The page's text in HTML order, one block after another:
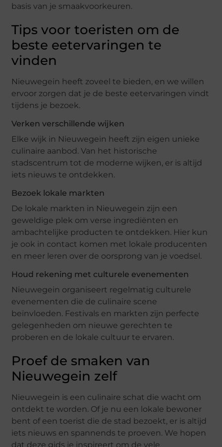
basis van je smaakvoorkeuren.
Tips voor toeristen om de
beste eetervaringen te
vinden
Nieuwegein heeft zoveel te bieden, en we willen
ervoor zorgen dat je de beste eetervaringen vindt
tijdens je bezoek.
Verken verschillende wijken
Elke wijk in Nieuwegein heeft zijn eigen unieke
culinaire aanbod. Van het historische
stadscentrum tot de moderne wijken, er is altijd
iets nieuws te ontdekken.
Bezoek lokale markten
De lokale markten in Nieuwegein zijn een
geweldige plek om verse ingrediënten en
ambachtelijke producten te ontdekken. Hier kun
je ook in contact komen met lokale producenten
en meer leren over de oorsprong van je voedsel.
Houd rekening met culturele evenementen
Nieuwegein organiseert regelmatig culturele
evenementen die de culinaire scene
beïnvloeden. Festivals en markten zijn perfecte
gelegenheden om nieuwe gerechten te
proberen en de lokale cultuur te ervaren.
Proef de smaken van
Nieuwegein zelf
Nieuwegein is een culinaire schat die wacht om
ontdekt te worden. Of je nu een lokale bewoner
bent of een toerist die de stad bezoekt, er is altijd
iets nieuws en spannends te proeven. We hopen
dat deze gids je inspireert om de vele